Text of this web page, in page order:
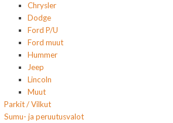
Chrysler
Dodge
Ford P/U
Ford muut
Hummer
Jeep
Lincoln
Muut
Parkit / Vilkut
Sumu- ja peruutusvalot